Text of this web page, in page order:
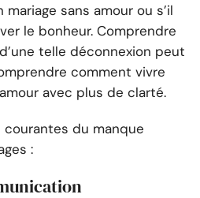
sans amour ou s’il
le bonheur. Comprendre
telle déconnexion peut
comment vivre
avec plus de clarté.
du manque
: